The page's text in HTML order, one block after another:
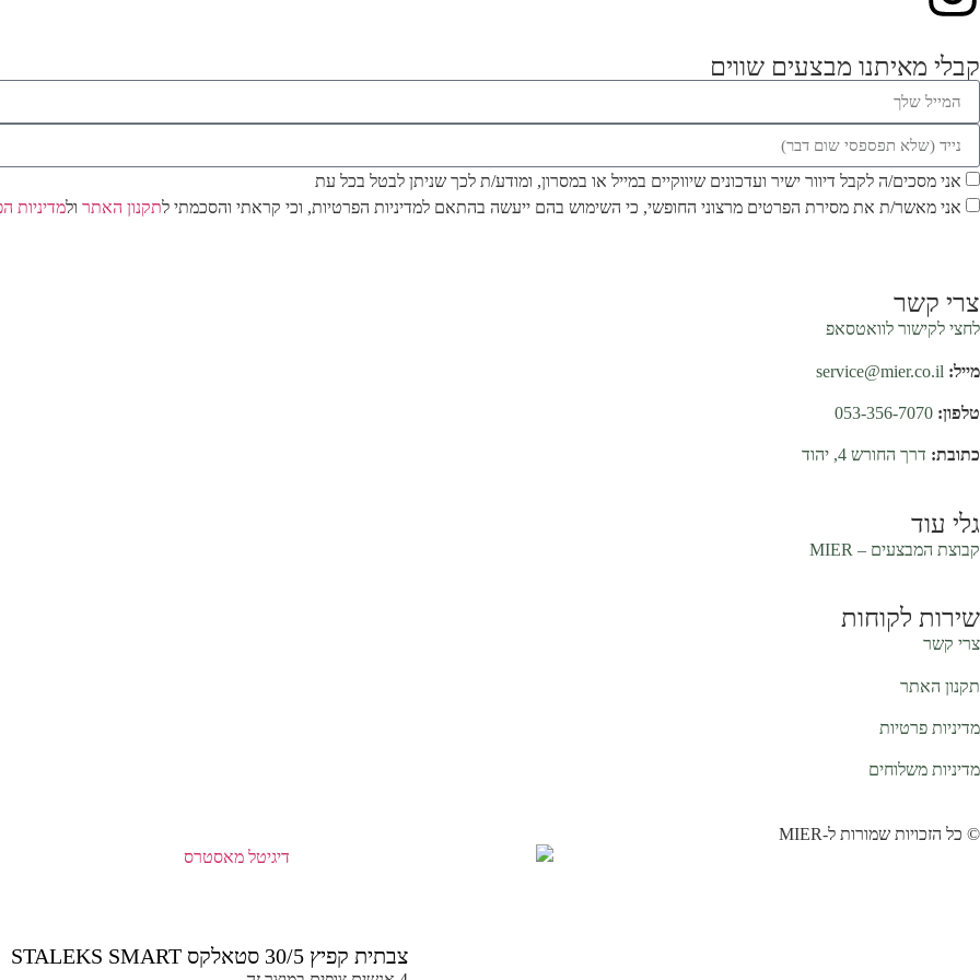
קבלי מאיתנו מבצעים שווים
אני מסכים/ה לקבל דיוור ישיר ועדכונים שיווקיים במייל או במסרון, ומודע/ת לכך שניתן לבטל בכל עת
אני מאשר/ת את מסירת הפרטים מרצוני החופשי, כי השימוש בהם ייעשה בהתאם למדיניות הפרטיות, וכי קראתי והסכמתי לתקנון האתר ולמדיניות
צרי קשר
לחצי לקישור לוואטסאפ
מייל: service@mier.co.il
טלפון: 053-356-7070
כתובת: דרך החורש 4, יהוד
גלי עוד
קבוצת המבצעים – MIER
שירות לקוחות
צרי קשר
תקנון האתר
מדיניות פרטיות
מדיניות משלוחים
© כל הזכויות שמורות ל-MIER
צבתית קפיץ 30/5 סטאלקס STALEKS SMART